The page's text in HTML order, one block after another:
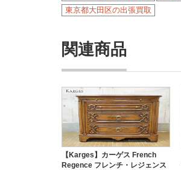
東京都大田区の出張買取
関連商品
【Karges】カーゲス French
Regence フレンチ・レジェンス